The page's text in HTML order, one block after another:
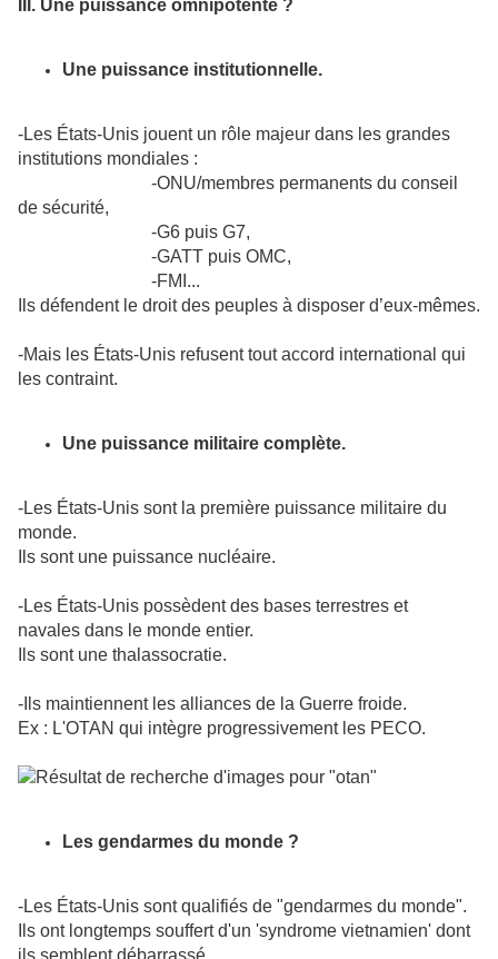
III. Une puissance omnipotente ?
Une puissance institutionnelle.
-Les États-Unis jouent un rôle majeur dans les grandes
institutions mondiales :
-ONU/membres permanents du conseil
de sécurité,
-G6 puis G7,
-GATT puis OMC,
-FMI...
Ils défendent le droit des peuples à disposer d’eux-mêmes.
-Mais les États-Unis refusent tout accord international qui
les contraint.
Une puissance militaire complète.
-Les États-Unis sont la première puissance militaire du
monde.
Ils sont une puissance nucléaire.
-Les États-Unis possèdent des bases terrestres et
navales dans le monde entier.
Ils sont une thalassocratie.
-Ils maintiennent les alliances de la Guerre froide.
Ex : L'OTAN qui intègre progressivement les PECO.
Les gendarmes du monde ?
-Les États-Unis sont qualifiés de "gendarmes du monde".
Ils ont longtemps souffert d'un 'syndrome vietnamien' dont